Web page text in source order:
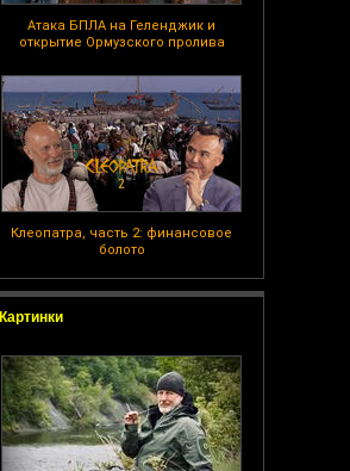
Атака БПЛА на Геленджик и
открытие Ормузского пролива
Клеопатра, часть 2: финансовое
болото
Картинки